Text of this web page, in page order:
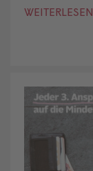
WEITERLESEN